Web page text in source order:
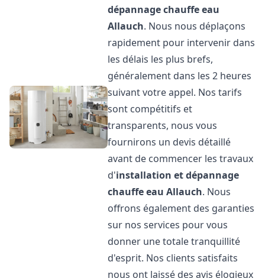
dépannage chauffe eau
Allauch. Nous nous déplaçons
rapidement pour intervenir dans
les délais les plus brefs,
généralement dans les 2 heures
suivant votre appel. Nos tarifs
sont compétitifs et
transparents, nous vous
fournirons un devis détaillé
avant de commencer les travaux
d'installation et dépannage
chauffe eau Allauch. Nous
offrons également des garanties
sur nos services pour vous
donner une totale tranquillité
d'esprit. Nos clients satisfaits
nous ont laissé des avis élogieux